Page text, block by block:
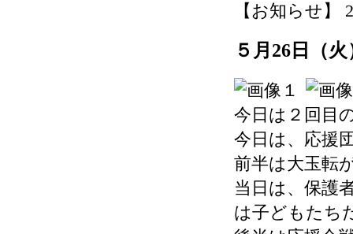
【お知らせ】
５月26日（
今日は２回目
今日は、応援
前半は大玉転
当日は、保護
は子どもたち